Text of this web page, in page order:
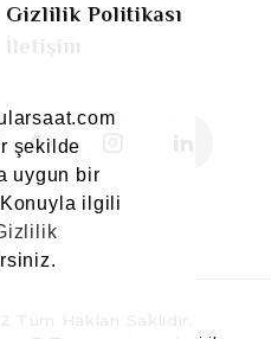
şekilde
uygun bir
ilgili
Gizlilik Politikası